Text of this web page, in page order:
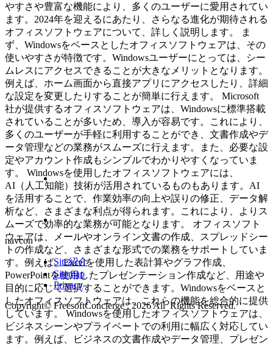
やすさや豊富な機能により、多くのユーザーに愛用されてい
ます。2024年を迎えるにあたり、さらなる進化が期待される
オフィスソフトウェアについて、詳しく説明します。 ま
ず、Windowsをベースとしたオフィスソフトウェアは、その
使いやすさが特徴です。Windowsユーザーにとっては、シー
ムレスにアクセスできることが大きなメリットとなります。
例えば、ホーム画面から直接アプリにアクセスしたり、詳細
な設定を変更したりすることが簡単に行えます。 Microsoft
社が提供するオフィスソフトウェアは、Windowsに標準搭載
されていることが多いため、導入が容易です。これにより、
多くのユーザーが手軽に利用することができ、文書作成やデ
ータ管理などの業務がスムーズに行えます。また、必要な設
定やアカウント作成もシンプルでわかりやすくなっていま
す。 Windowsを使用したオフィスソフトウェアには、
AI（人工知能）技術が活用されているものもあります。AI
を活用することで、作業効率の向上や誤りの修正、データ解
析など、さまざまな利点が得られます。これにより、よりス
ムーズで効率的な業務が可能となります。 オフィスソフト
ウェアは、メールやオンライン文書の作成、スプレッドシー
トの作成など、さまざまな形式での業務をサポートしていま
す。例えば、Excelを使用した表計算やグラフ作成、
PowerPointを使用したプレゼンテーション作成など、用途や
目的に応じて選択することができます。Windowsをベースと
したオフィスソフトウェアは、これらの機能を総合的に提供
しています。 Windowsを使用したオフィスソフトウェアは、
ビジネスシーンやプライベートでの利用に幅広く対応してい
ます。例えば、ビジネスの文書作成やデータ管理、プレゼン
navcon
Site紹介
Sitemap
Privacy
Copyright© FreesoftConcierge , 2026 All Rights Reserved.